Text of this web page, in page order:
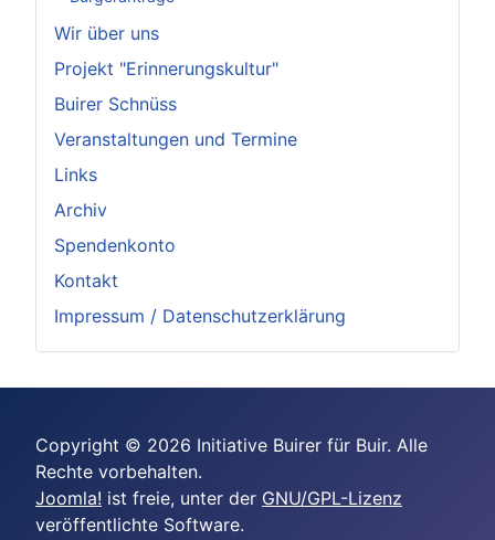
Wir über uns
Projekt "Erinnerungskultur"
Buirer Schnüss
Veranstaltungen und Termine
Links
Archiv
Spendenkonto
Kontakt
Impressum / Datenschutzerklärung
Copyright © 2026 Initiative Buirer für Buir. Alle
Rechte vorbehalten.
Joomla! ist freie, unter der GNU/GPL-Lizenz
veröffentlichte Software.